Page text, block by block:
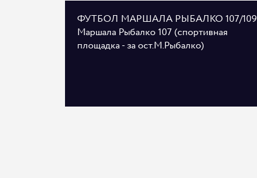
ФУТБОЛ МАРШАЛА РЫБАЛКО 107/109
Маршала Рыбалко 107 (спортивная
площадка - за ост.М.Рыбалко)